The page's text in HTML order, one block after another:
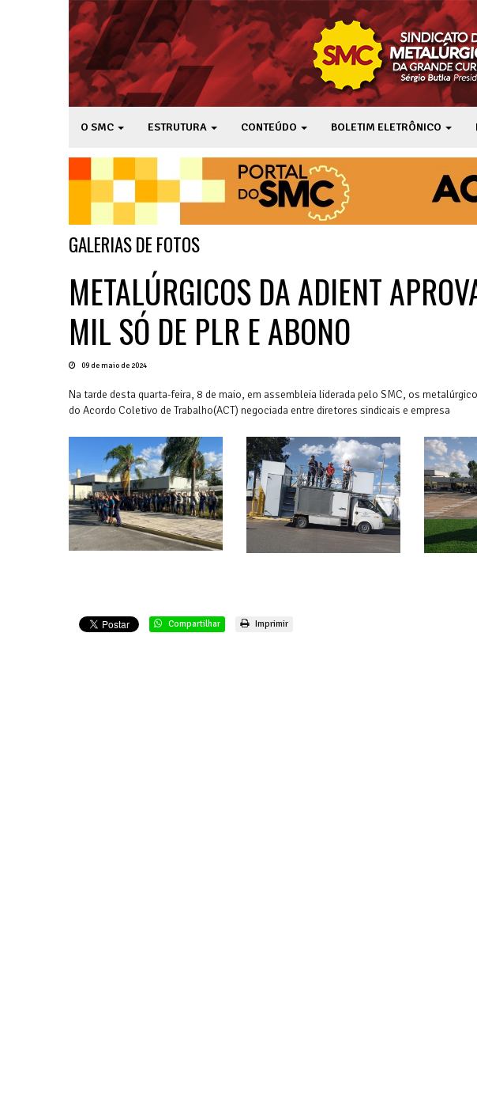
O SMC ESTRUTURA CONTEÚDO BOLETIM ELETRÔNICO
GALERIAS DE FOTOS
METALÚRGICOS DA ADIENT
MIL SÓ DE PLR E ABONO
09 de maio de 2024
Na tarde desta quarta-feira, 8 de maio, em assembleia liderada pelo SMC, os
do Acordo Coletivo de Trabalho(ACT) negociada entre diretores sindicais e empresa
Compartilhar Imprimir